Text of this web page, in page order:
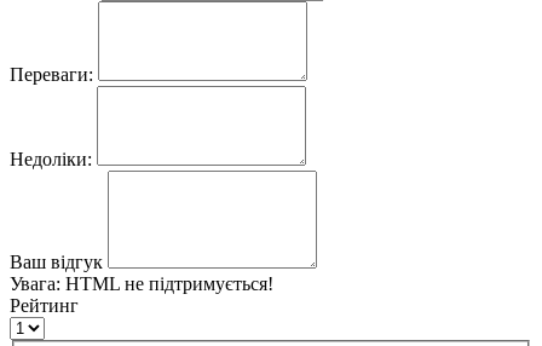
Переваги:
Недоліки:
Ваш відгук
Увага: HTML не підтримується!
Рейтинг